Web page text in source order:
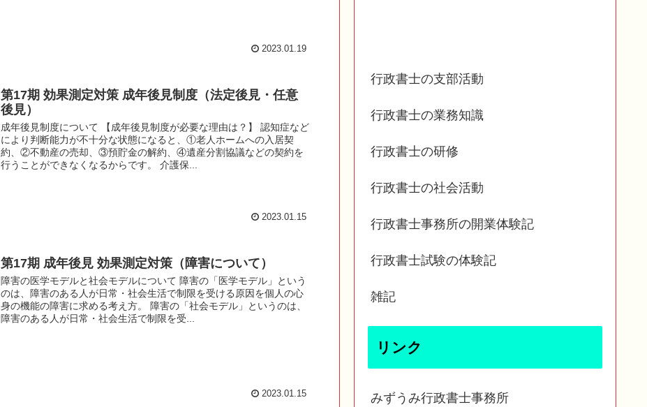
2023.01.19
第17期 効果測定対策 成年後見制度（法定後見・任意
後見）
成年後見制度について 【成年後見制度が必要な理由は？】 認知症など
により判断能力が不十分な状態になると、①老人ホームへの入居契
約、②不動産の売却、③預貯金の解約、④遺産分割協議などの契約を
行うことができなくなるからです。 介護保...
2023.01.15
第17期 成年後見 効果測定対策（障害について）
障害の医学モデルと社会モデルについて 障害の「医学モデル」という
のは、障害のある人が日常・社会生活で制限を受ける原因を個人の心
身の機能の障害に求める考え方。 障害の「社会モデル」というのは、
障害のある人が日常・社会生活で制限を受...
2023.01.15
行政書士の支部活動
行政書士の業務知識
行政書士の研修
行政書士の社会活動
行政書士事務所の開業体験記
行政書士試験の体験記
雑記
リンク
みずうみ行政書士事務所